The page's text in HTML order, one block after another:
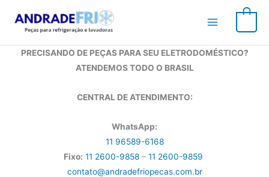
para
conteúdo
PRECISANDO DE PEÇAS PARA SEU ELETRODOMÉSTICO?
ATENDEMOS TODO O BRASIL
CENTRAL DE ATENDIMENTO:
WhatsApp:
11 96589-6168
Fixo: 11 2600-9858 – 11 2600-9859
contato@andradefriopecas.com.br